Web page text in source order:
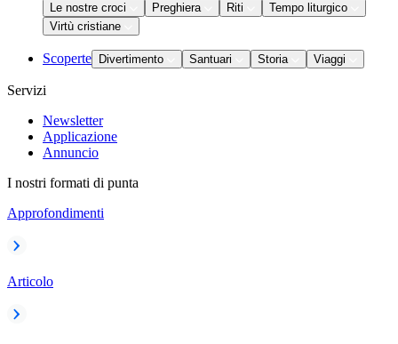
Le nostre croci
Preghiera Riti
Tempo liturgico
Virtù cristiane
Scoperte Divertimento Santuari Storia Viaggi
Servizi
Newsletter
Applicazione
Annuncio
I nostri formati di punta
Approfondimenti
Articolo